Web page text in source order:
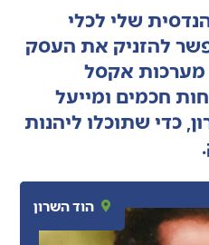
שלי לכלי
להזניק את העסק
מערכות אקסל
חכמים ומייעל
כדי שתוכלו ליהנות
הוד השרון